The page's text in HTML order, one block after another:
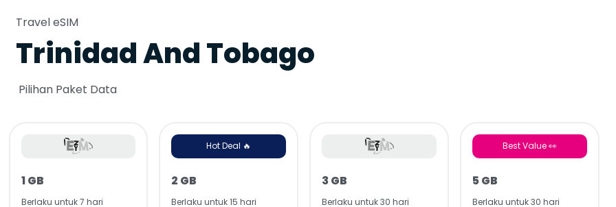
Travel eSIM
Trinidad And Tobago
Pilihan Paket Data
1 GB
Berlaku untuk 7 hari
Hot Deal 🔥
2 GB
Berlaku untuk 15 hari
3 GB
Berlaku untuk 30 hari
Best Value 👀
5 GB
Berlaku untuk 30 hari